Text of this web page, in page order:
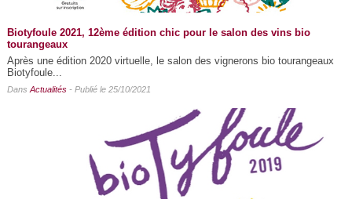
Biotyfoule 2021, 12ème édition chic pour le salon des vins bio
tourangeaux
Après une édition 2020 virtuelle, le salon des vignerons bio tourangeaux
Biotyfoule...
Dans Actualités- Publié le 25/10/2021